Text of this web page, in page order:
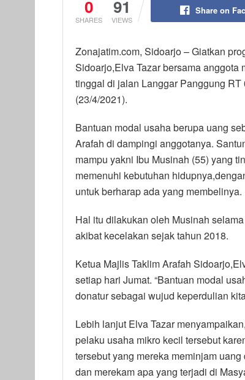
0
SHARES
91
VIEWS
Share on
Zonajatim.com, Sidoarjo – Giatkan
Sidoarjo,Elva Tazar bersama anggota
tinggal di jalan Langgar Panggung
(23/4/2021).
Bantuan modal usaha berupa uang
Arafah di dampingi anggotanya.
mampu yakni Ibu Musinah (55) yang
memenuhi kebutuhan
untuk berharap ada yang membelinya.
Hal itu dilakukan oleh Musinah
akibat kecelakan sejak tahun 2018.
Ketua Majlis Taklim Arafah
setiap hari Jumat. “Bantuan modal
donatur sebagai wujud keperdulian
Lebih lanjut Elva Tazar
pelaku usaha mikro kecil tersebut
tersebut yang mereka meminjam
dan merekam apa yang terjadi di